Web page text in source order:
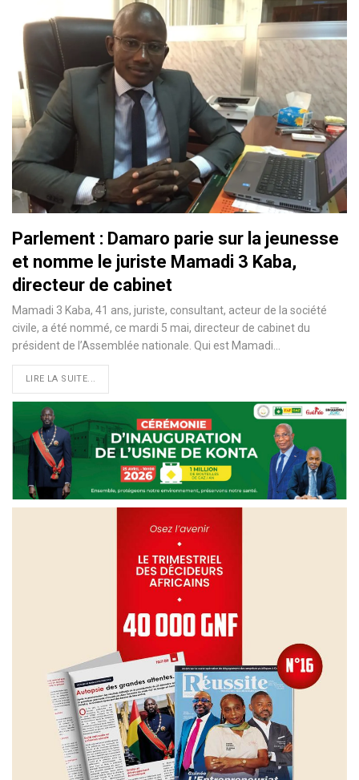
Parlement : Damaro parie sur la jeunesse
et nomme le juriste Mamadi 3 Kaba,
directeur de cabinet
Mamadi 3 Kaba, 41 ans, juriste, consultant, acteur de la société
civile, a été nommé, ce mardi 5 mai, directeur de cabinet du
président de l’Assemblée nationale. Qui est Mamadi…
LIRE LA SUITE...